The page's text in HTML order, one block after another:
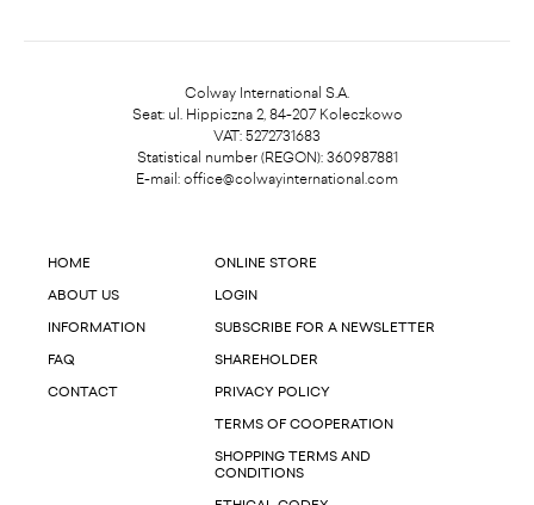
Colway International S.A.
Seat: ul. Hippiczna 2, 84-207 Koleczkowo
VAT: 5272731683
Statistical number (REGON): 360987881
E-mail: office@colwayinternational.com
HOME
ABOUT US
INFORMATION
FAQ
CONTACT
ONLINE STORE
LOGIN
SUBSCRIBE FOR A NEWSLETTER
SHAREHOLDER
PRIVACY POLICY
TERMS OF COOPERATION
SHOPPING TERMS AND
CONDITIONS